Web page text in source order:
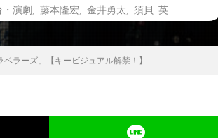
・演劇 藤本隆宏 金井勇太 須⾙ 英
ラーズ」【キービジュアル解禁！】